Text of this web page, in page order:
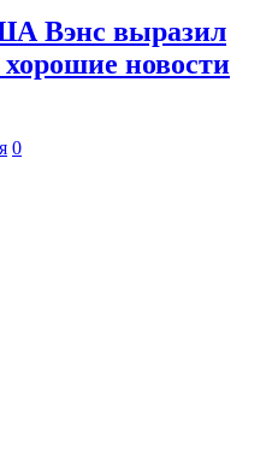
Вэнс выразил
новости
0